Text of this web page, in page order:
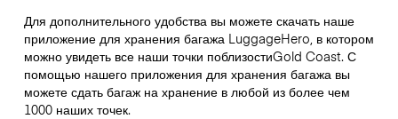
Для дополнительного удобства вы можете скачать наше
приложение для хранения багажа LuggageHero, в котором
можно увидеть все наши точки поблизостиGold Coast. С
помощью нашего приложения для хранения багажа вы
можете сдать багаж на хранение в любой из более чем
1000 наших точек.